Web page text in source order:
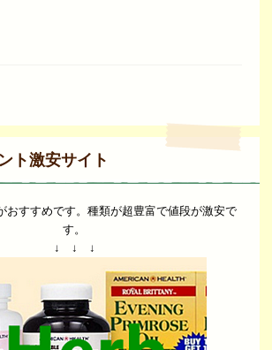
ト激安サイト
おすすめです。種類が超豊富で値段が激安で
す。
↓ ↓ ↓